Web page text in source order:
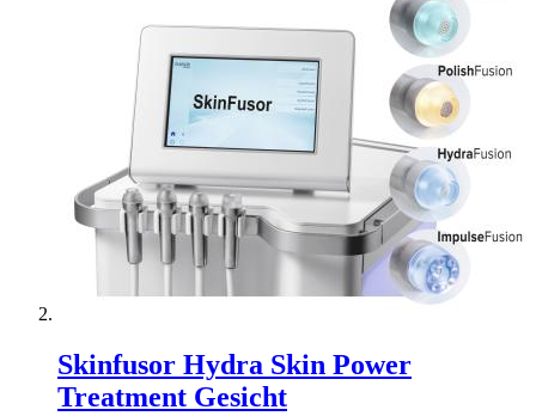
Skinfusor Hydra Skin Power
Treatment Gesicht